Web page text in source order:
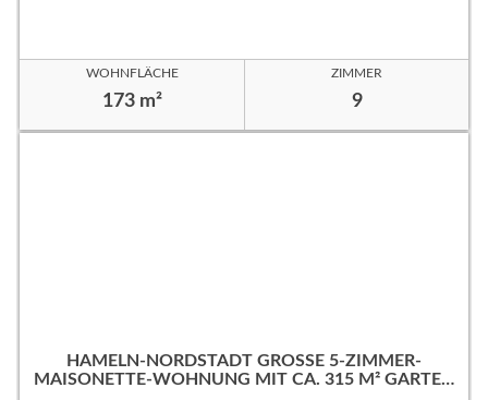
WOHNFLÄCHE
173 m²
ZIMMER
9
HAMELN-NORDSTADT GROSSE 5-ZIMMER-M
AISONETTE-WOHNUNG MIT CA. 315 M² GARTEN